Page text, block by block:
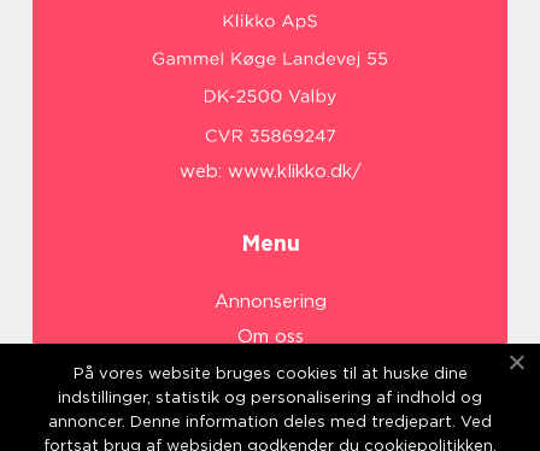
web: www.klikko.dk/
Menu
Annonsering
Om oss
Cookies
Kontakta oss
Sitemap
På vores website bruges cookies til at huske dine
indstillinger, statistik og personalisering af indhold og
annoncer. Denne information deles med tredjepart. Ved
fortsat brug af websiden godkender du cookiepolitikken.